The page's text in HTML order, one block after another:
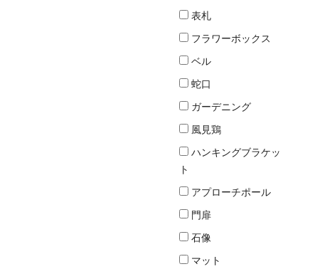
表札
フラワーボックス
ベル
蛇口
ガーデニング
風見鶏
ハンキングブラケッ
ト
アプローチポール
門扉
石像
マット